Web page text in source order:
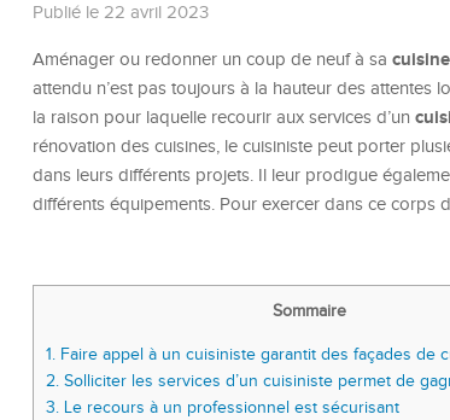
Publié le 22 avril 2023
Aménager ou redonner un coup de neuf à sa cuisine
attendu n’est pas toujours à la hauteur des attentes
la raison pour laquelle recourir aux services d’un
rénovation des cuisines, le cuisiniste peut porter
dans leurs différents projets. Il leur prodigue
différents équipements. Pour exercer dans ce corps
Sommaire
1. Faire appel à un cuisiniste garantit des façades de
2. Solliciter les services d’un cuisiniste permet de
3. Le recours à un professionnel est sécurisant